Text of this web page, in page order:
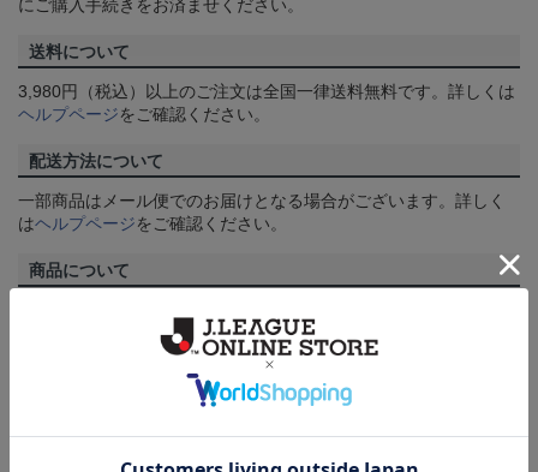
にご購入手続きをお済ませください。
送料について
3,980円（税込）以上のご注文は全国一律送料無料です。詳しくは
ヘルプページをご確認ください。
配送方法について
一部商品はメール便でのお届けとなる場合がございます。詳しく
はヘルプページをご確認ください。
商品について
商品画像は、お使いのパソコンのモニターおよびスマートフォン
のメーカー・機種・画面設定等により、実際の商品の色と異なっ
て見える場合がございます。あらかじめご了承ください。